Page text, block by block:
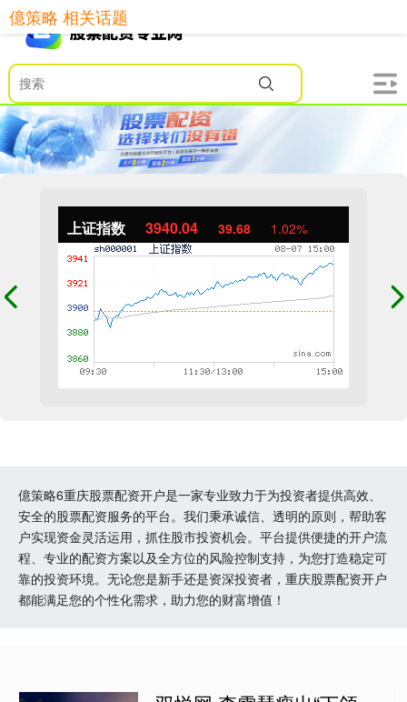
上证指数 3940.04 39.68 1.02%
億策略6重庆股票配资开户是一家专业致力于为投资者提供高效、
安全的股票配资服务的平台。我们秉承诚信、透明的原则，帮助客
户实现资金灵活运用，抓住股市投资机会。平台提供便捷的开户流
程、专业的配资方案以及全方位的风险控制支持，为您打造稳定可
靠的投资环境。无论您是新手还是资深投资者，重庆股票配资开户
都能满足您的个性化需求，助力您的财富增值！
億策略 相关话题